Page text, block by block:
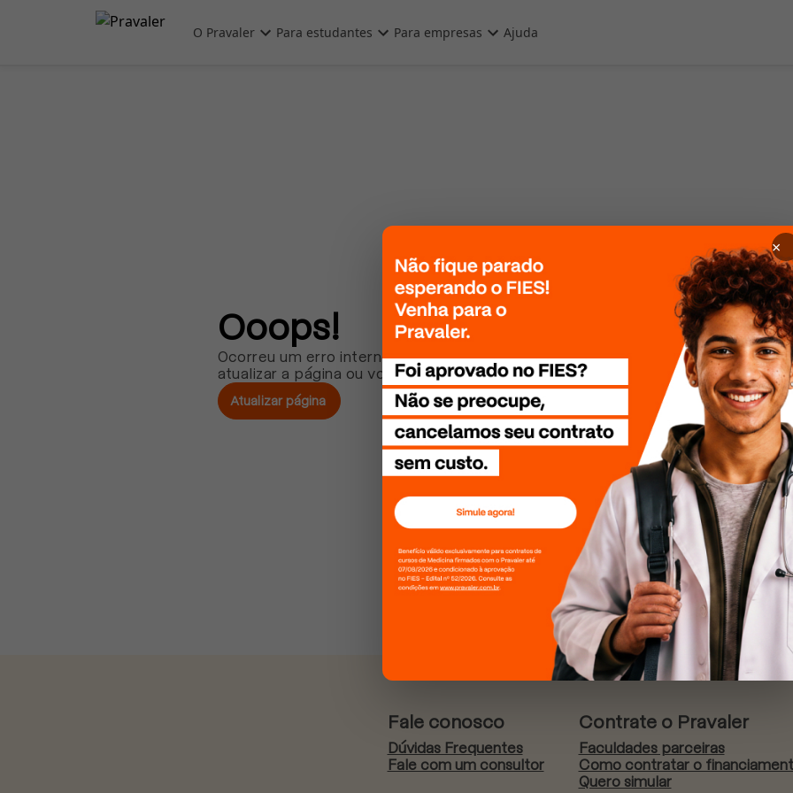
Pular para o conteúdo principal
O Pravaler Para estudantes Para empresas Ajuda
Ooops!
Ocorreu um erro interno. Por favor, tente
atualizar a página ou volte mais tarde!
Atualizar página
Fale conosco
Dúvidas Frequentes
Fale com um consultor
Contrate o Pravaler
Faculdades parceiras
Como contratar o
Quero simular
×